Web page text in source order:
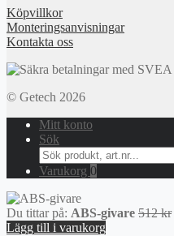
Köpvillkor
Monteringsanvisningar
Kontakta oss
© Getech 2026
Mitt konto
Sök
Search
for:
Varukorg 0
Du tittar på: ABS-givare 512kr
Lägg till i varukorg